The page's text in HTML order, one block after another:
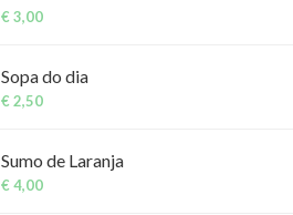
€ 3,00
Sopa do dia
€ 2,50
Sumo de Laranja
€ 4,00